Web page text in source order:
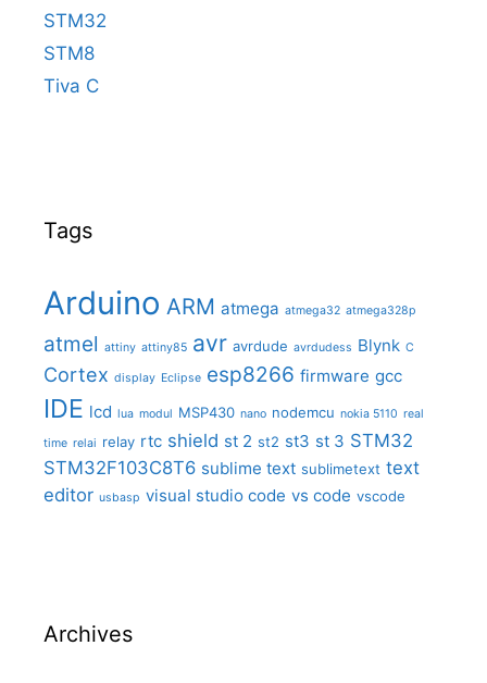
STM32
STM8
Tiva C
Tags
Arduino ARM atmega atmega32 atmega328p
atmel attiny attiny85 avr avrdude avrdudess Blynk C
Cortex display Eclipse esp8266 firmware gcc
IDE lcd lua modul MSP430 nano nodemcu nokia 5110 real
time relai relay rtc shield st 2 st2 st3 st 3 STM32
STM32F103C8T6 sublime text sublimetext text
editor usbasp visual studio code vs code vscode
Archives